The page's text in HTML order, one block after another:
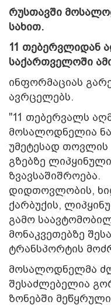
რუსთავში
სახით.
11 თებერვლიდან
საქართველოში
ინფორმაციას
ავრცელებს.
"11 თებერვალს
მოსალოდნელია
უმეტესად თოვლის
გზებზე
ზვავსაშიშროება.
დიდთოვლობის,
ქარბუქის,
გამო
მონაკვეთებზე
ტრანსპორტის
მოსალოდნელმა
შესაძლებელია
ზონებში